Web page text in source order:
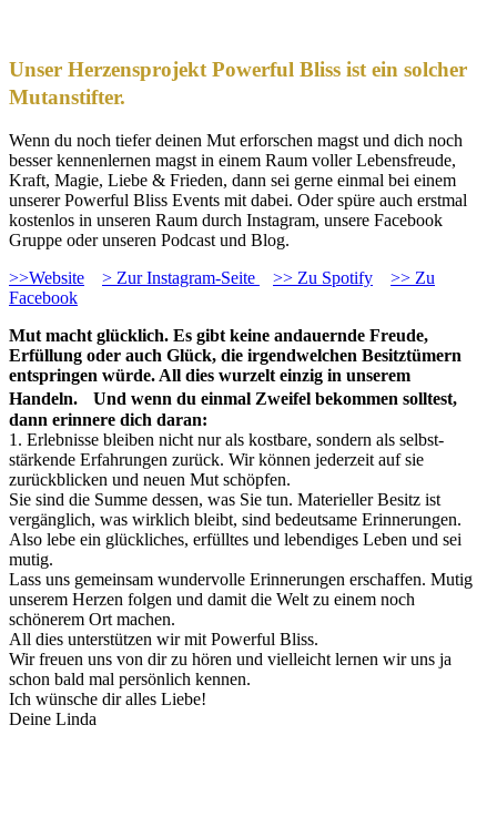
Unser Herzensprojekt Powerful Bliss ist ein solcher
Mutanstifter.
Wenn du noch tiefer deinen Mut erforschen magst und dich noch
besser kennenlernen magst in einem Raum voller Lebensfreude,
Kraft, Magie, Liebe & Frieden, dann sei gerne einmal bei einem
unserer Powerful Bliss Events mit dabei. Oder spüre auch erstmal
kostenlos in unseren Raum durch Instagram, unsere Facebook
Gruppe oder unseren Podcast und Blog.
>>Website
> Zur Instagram-Seite >> Zu Spotify
>> Zu
Facebook
Mut macht glücklich. Es gibt keine andauernde Freude,
Erfüllung oder auch Glück, die irgendwelchen Besitztümern
entspringen würde. All dies wurzelt einzig in unserem
Handeln. Und wenn du einmal Zweifel bekommen solltest,
dann erinnere dich daran:
1. Erlebnisse bleiben nicht nur als kostbare, sondern als selbst-
stärkende Erfahrungen zurück. Wir können jederzeit auf sie
zurückblicken und neuen Mut schöpfen.
Sie sind die Summe dessen, was Sie tun. Materieller Besitz ist
vergänglich, was wirklich bleibt, sind bedeutsame Erinnerungen.
Also lebe ein glückliches, erfülltes und lebendiges Leben und sei
mutig.
Lass uns gemeinsam wundervolle Erinnerungen erschaffen. Mutig
unserem Herzen folgen und damit die Welt zu einem noch
schönerem Ort machen.
All dies unterstützen wir mit Powerful Bliss.
Wir freuen uns von dir zu hören und vielleicht lernen wir uns ja
schon bald mal persönlich kennen.
Ich wünsche dir alles Liebe!
Deine Linda